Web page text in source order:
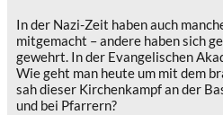
In der Nazi-Zeit haben auch
mitgemacht – andere haben sich
gewehrt. In der Evangelischen
Wie geht man heute um mit dem
sah dieser Kirchenkampf an der
und bei Pfarrern?